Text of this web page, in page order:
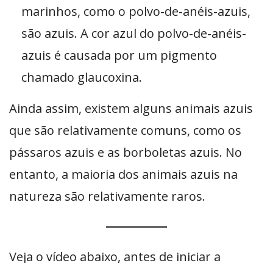
marinhos, como o polvo-de-anéis-azuis,
são azuis. A cor azul do polvo-de-anéis-
azuis é causada por um pigmento
chamado glaucoxina.
Ainda assim, existem alguns animais azuis
que são relativamente comuns, como os
pássaros azuis e as borboletas azuis. No
entanto, a maioria dos animais azuis na
natureza são relativamente raros.
Veja o vídeo abaixo, antes de iniciar a